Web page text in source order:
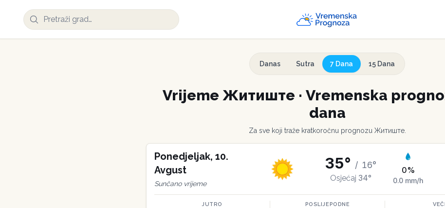
Danas Sutra 7 Dana 15 Dana
Vrijeme Житиште · Vremenska
dana
Za sve koji traže kratkoročnu prognozu Житиште.
Ponedjeljak, 10.
Avgust
Sunčano vrijeme
35° / 16°
Osjećaj 34°
0%
0.0mm/h
JUTRO POSLIJEPODNE